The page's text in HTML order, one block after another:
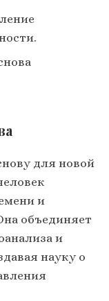
для новой
и
объединяет
и
науку о